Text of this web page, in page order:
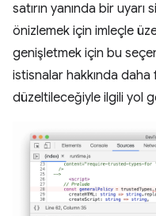
satırın yanında bir
önizlemek için imleçle
genişletmek için bu
istisnalar hakkında daha
düzeltileceğiyle ilgili yol